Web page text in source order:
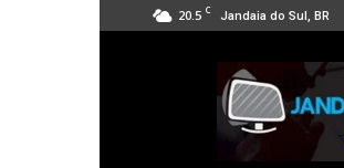
20.5 C Jandaia do Sul, BR
Jandaia
Online